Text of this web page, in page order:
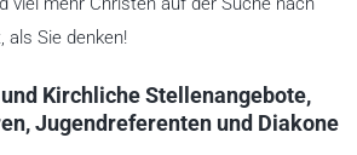
als Sie denken!
Kirchliche Stellenangebote,
Jugendreferenten und Diakone